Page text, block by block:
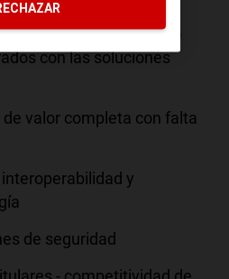
- existen
los contextos de pago
con las soluciones
valor completa con falta
y
de seguridad